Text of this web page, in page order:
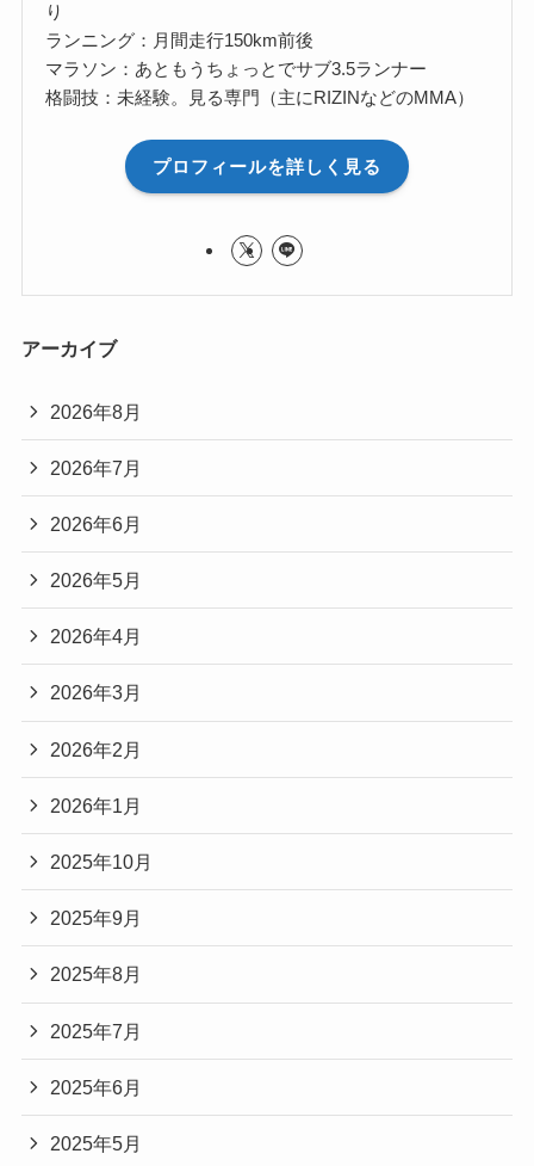
り
ランニング：月間走行150km前後
マラソン：あともうちょっとでサブ3.5ランナー
格闘技：未経験。見る専門（主にRIZINなどのMMA）
プロフィールを詳しく見る
アーカイブ
2026年8月
2026年7月
2026年6月
2026年5月
2026年4月
2026年3月
2026年2月
2026年1月
2025年10月
2025年9月
2025年8月
2025年7月
2025年6月
2025年5月